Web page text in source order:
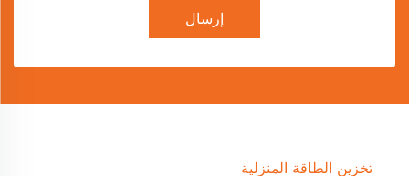
إرسال
تخزين الطاقة المنزلية